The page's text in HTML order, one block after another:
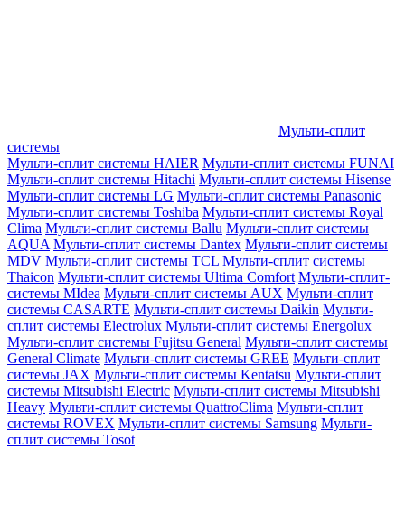
Мульти-сплит
системы
Мульти-сплит системы HAIER Мульти-сплит системы FUNAI
Мульти-сплит системы Hitachi Мульти-сплит системы Hisense
Мульти-сплит системы LG Мульти-сплит системы Panasonic
Мульти-сплит системы Toshiba Мульти-сплит системы Royal
Clima Мульти-сплит системы Ballu Мульти-сплит системы
AQUA Мульти-сплит системы Dantex Мульти-сплит системы
MDV Мульти-сплит системы TCL Мульти-сплит системы
Thaicon Мульти-сплит системы Ultima Comfort Мульти-сплит-
системы MIdea Мульти-сплит системы AUX Мульти-сплит
системы CASARTE Мульти-сплит системы Daikin Мульти-
сплит системы Electrolux Мульти-сплит системы Energolux
Мульти-сплит системы Fujitsu General Мульти-сплит системы
General Climate Мульти-сплит системы GREE Мульти-сплит
системы JAX Мульти-сплит системы Kentatsu Мульти-сплит
системы Mitsubishi Electric Мульти-сплит системы Mitsubishi
Heavy Мульти-сплит системы QuattroClima Мульти-сплит
системы ROVEX Мульти-сплит системы Samsung Мульти-
сплит системы Tosot